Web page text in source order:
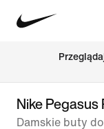
Nike Pegasus
Damskie buty